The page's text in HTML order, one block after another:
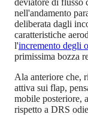
deviatore di flusso
nell'andamento
deliberata dagli
caratteristiche
l'incremento degli
primissima bozza
Ala anteriore che,
attiva sui flap,
mobile posteriore,
rispetto a DRS